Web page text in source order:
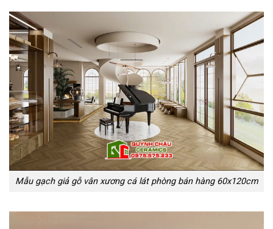
Mẫu gạch giả gỗ vân xương cá lát phòng bán hàng 60x120cm